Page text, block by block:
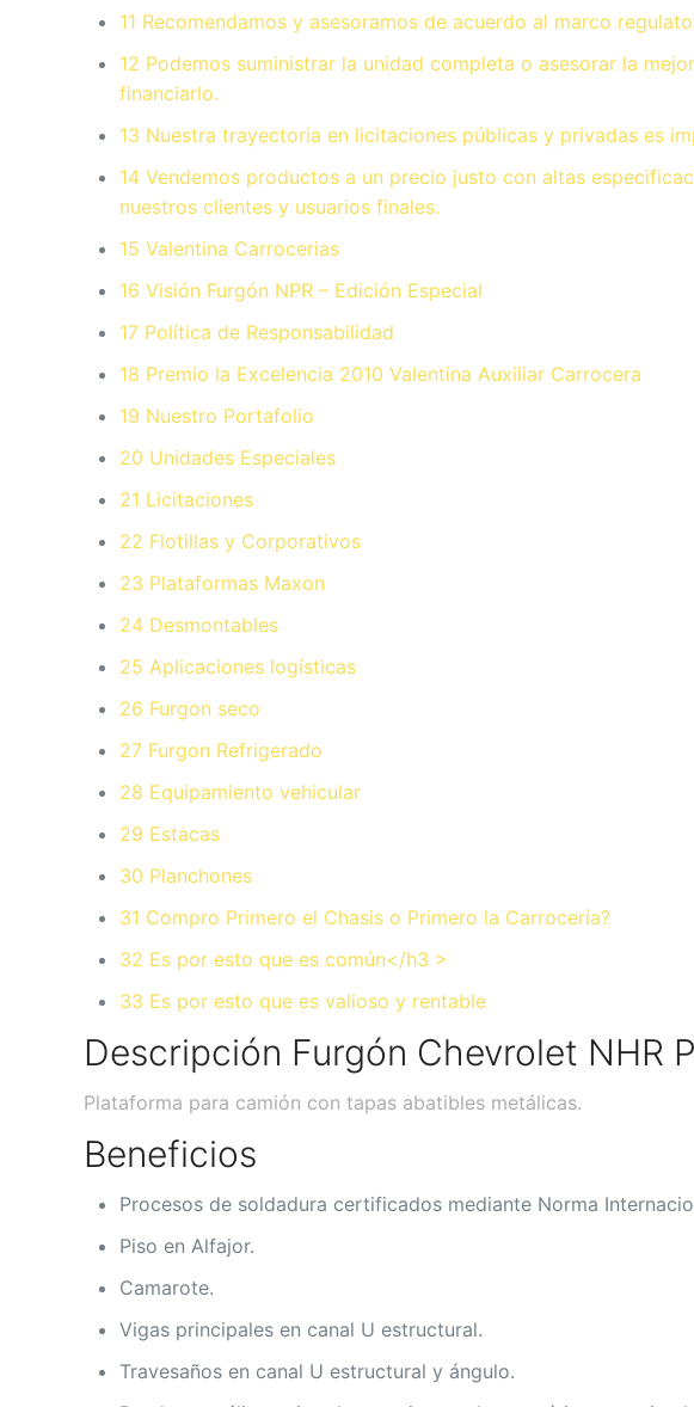
11 Recomendamos y asesoramos de acuerdo al marco
12 Podemos suministrar la unidad completa o asesorar la
financiarlo.
13 Nuestra trayectoria en licitaciones públicas y privadas es
14 Vendemos productos a un precio justo con altas
nuestros clientes y usuarios finales.
15 Valentina Carrocerias
16 Visión Furgón NPR – Edición Especial
17 Política de Responsabilidad
18 Premio la Excelencia 2010 Valentina Auxiliar Carrocera
19 Nuestro Portafolio
20 Unidades Especiales
21 Licitaciones
22 Flotillas y Corporativos
23 Plataformas Maxon
24 Desmontables
25 Aplicaciones logísticas
26 Furgon seco
27 Furgon Refrigerado
28 Equipamiento vehicular
29 Estacas
30 Planchones
31 Compro Primero el Chasis o Primero la Carrocería?
32 Es por esto que es común</h3 >
33 Es por esto que es valioso y rentable
Descripción Furgón Chevrolet NHR
Plataforma para camión con tapas abatibles metálicas.
Beneficios
Procesos de soldadura certificados mediante Norma
Piso en Alfajor.
Camarote.
Vigas principales en canal U estructural.
Travesaños en canal U estructural y ángulo.